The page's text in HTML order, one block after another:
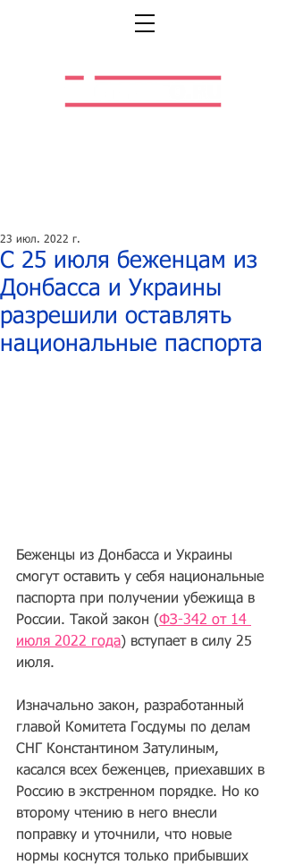
С 25 июля беженцам из
Донбасса и Украины
разрешили оставлять
национальные паспорта
23 июл. 2022 г.
Беженцы из Донбасса и Украины
смогут оставить у себя национальные
паспорта при получении убежища в
России. Такой закон (ФЗ-342 от 14
июля 2022 года) вступает в силу 25
июля.
Изначально закон, разработанный
главой Комитета Госдумы по делам
СНГ Константином Затулиным,
касался всех беженцев, приехавших в
Россию в экстренном порядке. Но ко
второму чтению в него внесли
поправку и уточнили, что новые
нормы коснутся только прибывших